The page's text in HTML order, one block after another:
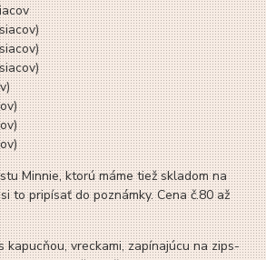
Minnie, ktorú máme tiež skladom na
to pripísať do poznámky. Cena č.80 až
kapucňou, vreckami, zapínajúcu na zips-